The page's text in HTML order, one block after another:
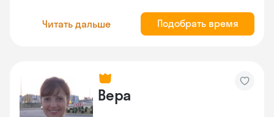
Читать дальше Подобрать время
Вера